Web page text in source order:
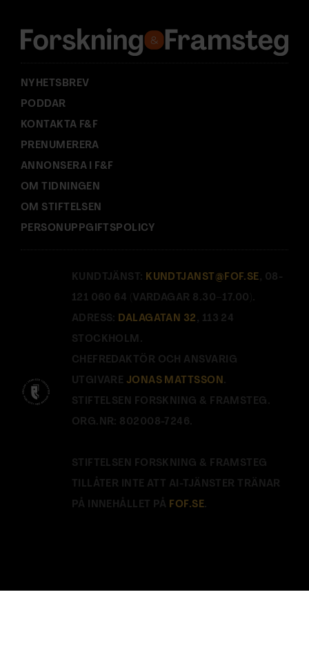
s
:
NYHETSBREV
PODDAR
KONTAKTA F&F
PRENUMERERA
ANNONSERA I F&F
OM TIDNINGEN
OM STIFTELSEN
PERSONUPPGIFTSPOLICY
KUNDTJÄNST: KUNDTJANST@FOF.SE , 08-
121 060 64 (VARDAGAR 8.30–17.00).
ADRESS: DALAGATAN 32 , 113 24
STOCKHOLM.
CHEFREDAKTÖR OCH ANSVARIG
UTGIVARE JONAS MATTSSON.
STIFTELSEN FORSKNING & FRAMSTEG.
ORG.NR: 802008-7246.
STIFTELSEN FORSKNING & FRAMSTEG
TILLÅTER INTE ATT AI-TJÄNSTER TRÄNAR
PÅ INNEHÅLLET PÅ FOF.SE.